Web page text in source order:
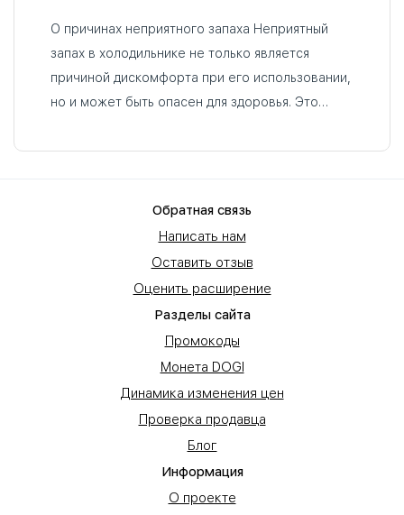
О причинах неприятного запаха Неприятный
запах в холодильнике не только является
причиной дискомфорта при его использовании,
но и может быть опасен для здоровья. Это
быть вызван присутствием различных
Обратная связь
Написать нам
Оставить отзыв
Оценить расширение
Разделы сайта
Промокоды
Монета DOGI
Динамика изменения цен
Проверка продавца
Блог
Информация
О проекте